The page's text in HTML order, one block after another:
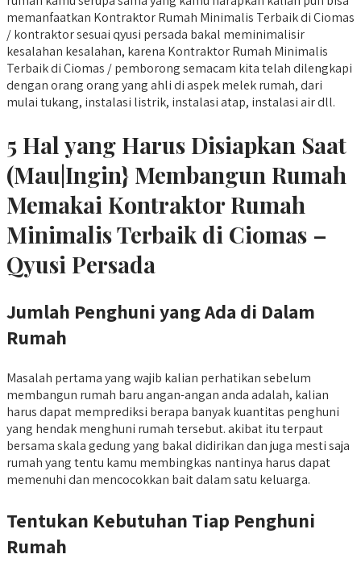
memanfaatkan Kontraktor Rumah Minimalis Terbaik di Ciomas
/ kontraktor sesuai qyusi persada bakal meminimalisir
kesalahan kesalahan, karena Kontraktor Rumah Minimalis
Terbaik di Ciomas / pemborong semacam kita telah dilengkapi
dengan orang orang yang ahli di aspek melek rumah, dari
mulai tukang, instalasi listrik, instalasi atap, instalasi air dll.
5 Hal yang Harus Disiapkan Saat
(Mau|Ingin} Membangun Rumah
Memakai Kontraktor Rumah
Minimalis Terbaik di Ciomas –
Qyusi Persada
Jumlah Penghuni yang Ada di Dalam
Rumah
Masalah pertama yang wajib kalian perhatikan sebelum
membangun rumah baru angan-angan anda adalah, kalian
harus dapat memprediksi berapa banyak kuantitas penghuni
yang hendak menghuni rumah tersebut. akibat itu terpaut
bersama skala gedung yang bakal didirikan dan juga mesti saja
rumah yang tentu kamu membingkas nantinya harus dapat
memenuhi dan mencocokkan bait dalam satu keluarga.
Tentukan Kebutuhan Tiap Penghuni
Rumah